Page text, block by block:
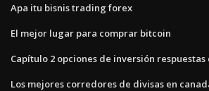
Apa itu bisnis trading forex
El mejor lugar para comprar bitcoin
Capítulo 2 opciones de inversión respuestas
Los mejores corredores de divisas en